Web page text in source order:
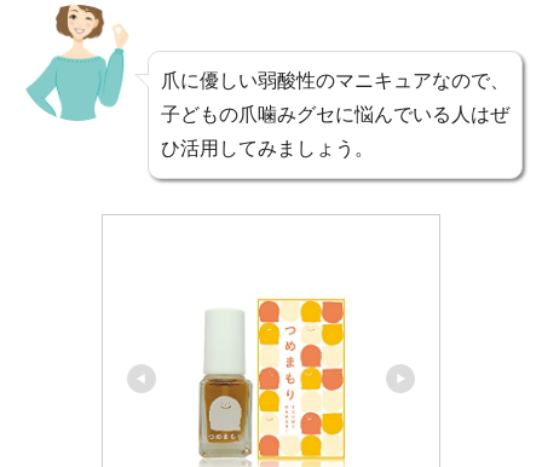
爪に優しい弱酸性のマニキュアなので、
子どもの爪噛みグセに悩んでいる人はぜ
ひ活用してみましょう。